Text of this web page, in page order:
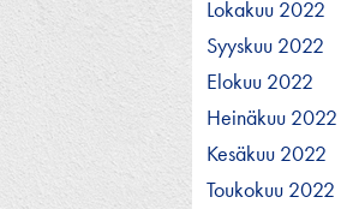
Lokakuu 2022
Syyskuu 2022
Elokuu 2022
Heinäkuu 2022
Kesäkuu 2022
Toukokuu 2022